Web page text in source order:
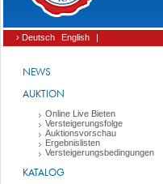
› Deutsch English |
NEWS
AUKTION
Online Live Bieten
Versteigerungsfolge
Auktionsvorschau
Ergebnislisten
Versteigerungsbedingungen
KATALOG